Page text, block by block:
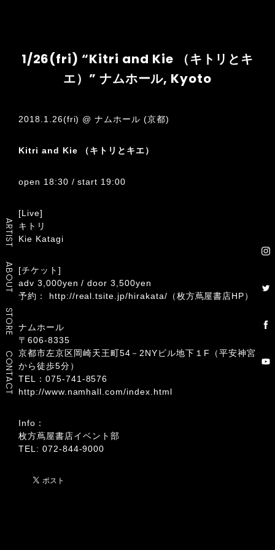
ARTIST
ABOUT
STORE
CONTACT
1/26(fri) “Kitri and Kie （キトリとキ
エ）” ナムホール, Kyoto
2018.1.26(fri) @ ナムホール (京都)
Kitri and Kie （キトリとキエ）
open 18:30 / start 19:00
[Live]
キトリ
Kie Katagi
[チケット]
adv 3,000yen / door 3,500yen
予約： http://real.tsite.jp/hirakata/ （枚方蔦屋書店HP）
ナムホール
〒606-8335
京都市左京区岡崎天王町54－2NYビル地下１F（平安神宮
から徒歩5分）
TEL：075-741-8576
http://www.namhall.com/index.html
Info：
枚方蔦屋書店イベント部
TEL: 072-844-9000